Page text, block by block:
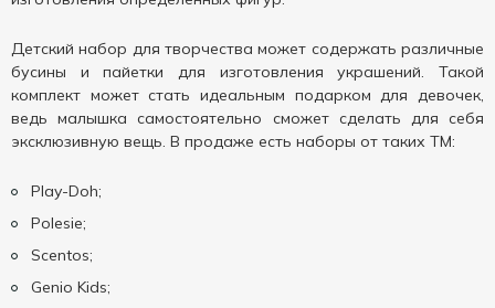
Детский набор для творчества может содержать различные
бусины и пайетки для изготовления украшений. Такой
комплект может стать идеальным подарком для девочек,
ведь малышка самостоятельно сможет сделать для себя
эксклюзивную вещь. В продаже есть наборы от таких ТМ:
Play-Doh;
Polesie;
Scentos;
Genio Kids;